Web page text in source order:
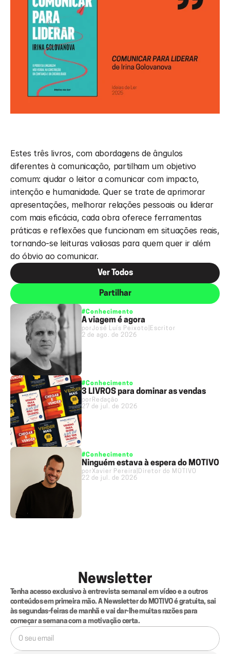
Estes três livros, com abordagens de ângulos
diferentes à comunicação, partilham um objetivo
comum: ajudar o leitor a comunicar com impacto,
intenção e humanidade. Quer se trate de aprimorar
apresentações, melhorar relações pessoais ou liderar
com mais eficácia, cada obra oferece ferramentas
práticas e reflexões que funcionam em situações reais,
tornando-se leituras valiosas para quem quer ir além
do óbvio ao comunicar.
Ver Todos
Partilhar
#Conhecimento
A viagem é agora
porJosé Luís Peixoto Escritor
2 de ago. de 2026
#Conhecimento
3 LIVROS para dominar as vendas
por Redação
27 de jul. de 2026
#Conhecimento
Ninguém estava à espera do MOTIVO
porXavier Pereira Diretor do MOTIVO
22 de jul. de 2026
Newsletter
Tenha acesso exclusivo à entrevista semanal em vídeo e a outros
conteúdos em primeira mão. A Newsletter do MOTIVO é gratuita, sai
às segundas-feiras de manhã e vai dar-lhe muitas razões para
começar a semana com a motivação certa.